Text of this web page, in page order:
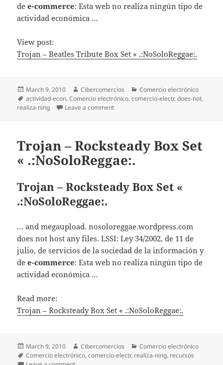
dee-commerce: Esta web no realiza ningún tipo de
actividad económica …
View post:
Trojan – Beatles Tribute Box Set « .:NoSoloReggae:.
Posted
on
March 9, 2010 Author
Cibercomercios Categories
Comercio electrónico
Tags
actividad-econ,Comercio electrónico,comercio-electr,does-not,
realiza-ning
Leave a comment
Trojan – Rocksteady Box Set
« .:NoSoloReggae:.
Trojan – Rocksteady Box Set «
.:NoSoloReggae:.
… and megaupload. nosoloreggae.wordpress.com
does not host any files. LSSI: Ley 34/2002, de 11 de
julio, de servicios de la sociedad de la información y
dee-commerce: Esta web no realiza ningún tipo de
actividad económica …
Read more:
Trojan – Rocksteady Box Set « .:NoSoloReggae:.
Posted
on
March 9, 2010 Author
Cibercomercios Categories
Comercio electrónico
Tags
Comercio electrónico,comercio-electr, realiza-ning, recursos